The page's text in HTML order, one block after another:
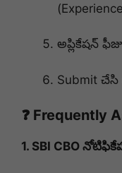
అప్లికేషన్
Submit చేసి
❓ Frequently
1. SBI CBO